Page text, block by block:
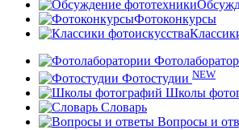
Фотоконкурсы
Фотостудии NEW
Школы
Словарь
Вопросы и